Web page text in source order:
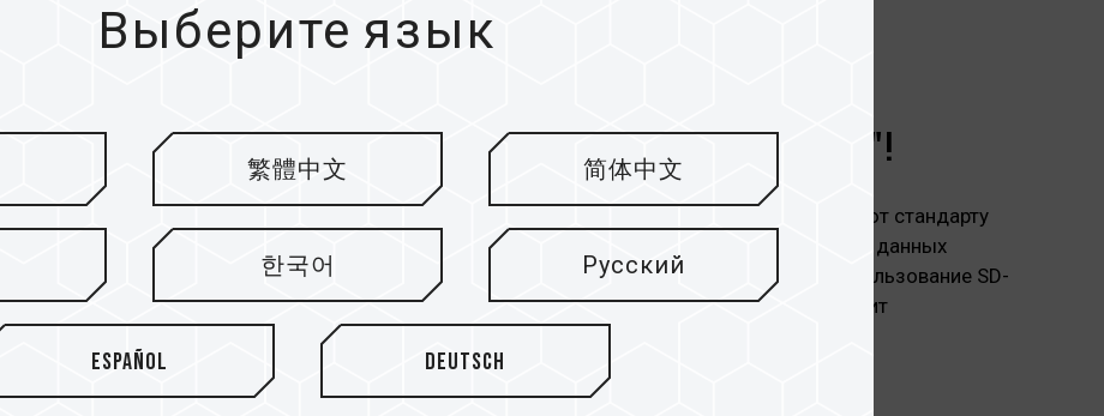
Невероятная скорость - "GO"!
Карты памяти TEAMGROUP GO для экшн-камер соответствуют стандарту
UHS Speed Class 3 (U3). Максимальная скорость считывания данных
составляет 100 МБ/сек, а скорость записи - 50 МБ/сек. Использование SD-
адаптера и высокоскоростного картридера USB 3.0 обеспечит
дополнительную функциональность и позволит повысить
производительность передачи данных.
Выберите язык
繁體中文 简体中文
한국어 Русский
Español Deutsch